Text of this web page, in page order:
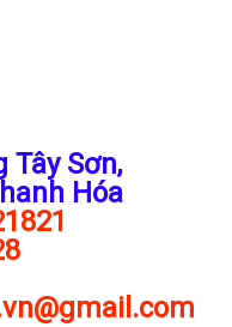
Tây Sơn,
Hóa